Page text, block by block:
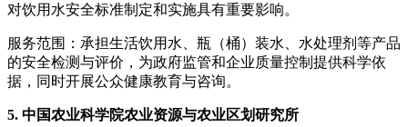
对饮用水安全标准制定和实施具有重要影响。
服务范围：承担生活饮用水、瓶（桶）装水、水处理剂等产品
的安全检测与评价，为政府监管和企业质量控制提供科学依
据，同时开展公众健康教育与咨询。
5. 中国农业科学院农业资源与农业区划研究所